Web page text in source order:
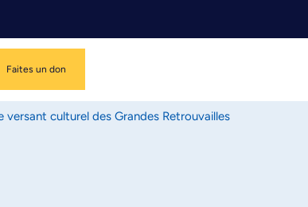
Faites un don
culturel des Grandes Retrouvailles